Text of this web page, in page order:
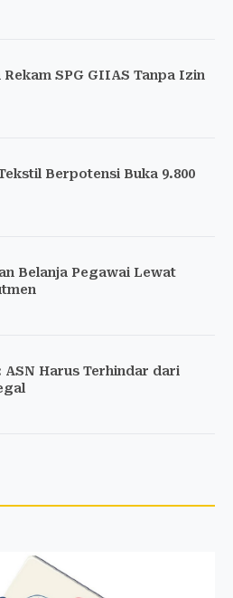
SPG GIIAS Tanpa Izin
Berpotensi Buka 9.800
Belanja Pegawai Lewat
Harus Terhindar dari